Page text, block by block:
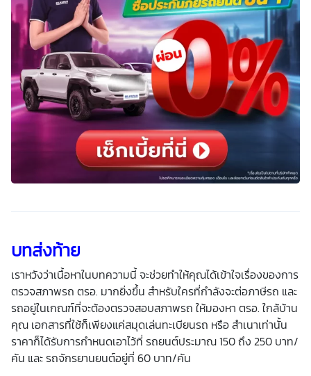
บทส่งท้าย
เราหวังว่าเนื้อหาในบทความนี้ จะช่วยทำให้คุณได้เข้าใจเรื่องของการ
ตรวจสภาพรถ ตรอ. มากยิ่งขึ้น สำหรับใครที่กำลังจะต่อภาษีรถ และ
รถอยู่ในเกณฑ์ที่จะต้องตรวจสอบสภาพรถ ให้มองหา ตรอ. ใกล้บ้าน
คุณ เอกสารที่ใช้ก็เพียงแค่สมุดเล่นทะเบียนรถ หรือ สำเนาเท่านั้น
ราคาก็ได้รับการกำหนดเอาไว้ที่ รถยนต์ประมาณ 150 ถึง 250 บาท/
คัน และ รถจักรยานยนต์อยู่ที่ 60 บาท/คัน